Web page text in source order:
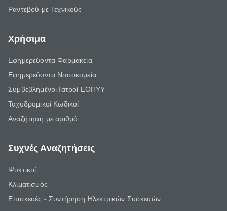
Ραντεβού με Τεχνικούς
Χρήσιμα
Εφημερεύοντα Φαρμακεία
Εφημερεύοντα Νοσοκομεία
Συμβεβλημένοι Ιατροί ΕΟΠΥΥ
Ταχυδρομικοί Κωδικοί
Αναζήτηση με αριθμό
Συχνές Αναζητήσεις
Ψυκτικοί
Κλιματισμός
Επισκευές - Συντήρηση Ηλεκτρικών Συσκευών